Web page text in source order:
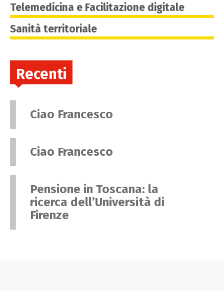
Telemedicina e Facilitazione digitale
Sanità territoriale
Recenti
Ciao Francesco
Ciao Francesco
Pensione in Toscana: la
ricerca dell’Università di
Firenze